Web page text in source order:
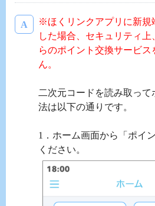
※ほくリンクアプリに新規
した場合、セキュリティ
らのポイント交換サービ
ん。
二次元コードを読み取っ
法は以下の通りです。
1．ホーム画面から「ポイ
ください。